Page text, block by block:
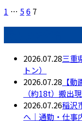
1 … 56 7
2026.07.28三重
トン）
2026.07.28 【
（約18t）搬出
2026.07.26稲沢
へ｜通勤・仕事